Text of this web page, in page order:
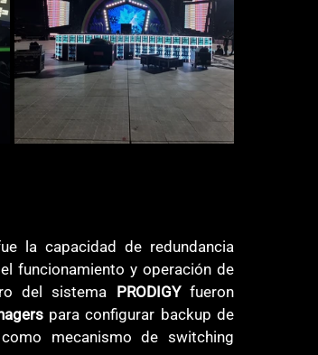
la capacidad de redundancia
funcionamiento y operación de
del sistema PRODIGY fueron
para configurar backup de
mecanismo de switching